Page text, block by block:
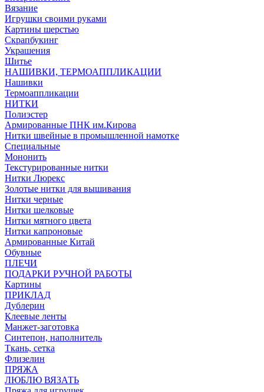
Вязание
Игрушки своими руками
Картины шерстью
Скрапбукинг
Украшения
Шитье
НАШИВКИ, ТЕРМОАППЛИКАЦИИ
Нашивки
Термоаппликации
НИТКИ
Полиэстер
Армированные ПНК им.Кирова
Нитки швейные в промышленной намотке
Специальные
Мононить
Текстурированные нитки
Нитки Люрекс
Золотые нитки для вышивания
Нитки черные
Нитки шелковые
Нитки мятного цвета
Нитки капроновые
Армированные Китай
Обувные
ПЛЕЧИ
ПОДАРКИ РУЧНОЙ РАБОТЫ
Картины
ПРИКЛАД
Дублерин
Клеевые ленты
Манжет-заготовка
Синтепон, наполнитель
Ткань, сетка
Флизелин
ПРЯЖА
ЛЮБЛЮ ВЯЗАТЬ